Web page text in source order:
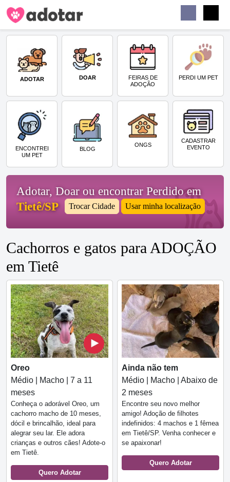
ADOTAR DOAR
FEIRAS DE
ADOÇÃO
PERDI UM PET
ENCONTREI
UM PET
BLOG
ONGS
CADASTRAR
EVENTO
Adotar, Doar ou encontrar Perdido em
Tietê/SP
Trocar Cidade Usar minha localização
Cachorros e gatos para ADOÇÃO
em Tietê
Oreo
Médio | Macho | 7 a 11
meses
Conheça o adorável Oreo, um
cachorro macho de 10 meses,
dócil e brincalhão, ideal para
alegrar seu lar. Ele adora
crianças e outros cães! Adote-o
em Tietê.
Quero Adotar
Ainda não tem
Médio | Macho | Abaixo de
2 meses
Encontre seu novo melhor
amigo! Adoção de filhotes
indefinidos: 4 machos e 1 fêmea
em Tietê/SP. Venha conhecer e
se apaixonar!
Quero Adotar